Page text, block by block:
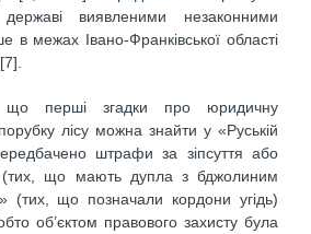
державі виявленими незаконними
в межах Івано-Франківської області
що перші згадки про юридичну
порубку лісу можна знайти у «Руській
штрафи за зіпсуття або
(тих, що мають дупла з бджолиним
(тих, що позначали кордони угідь)
об’єктом правового захисту була